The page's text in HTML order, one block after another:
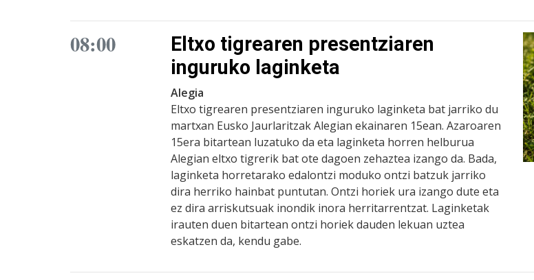
08:00
Eltxo tigrearen presentziaren
inguruko laginketa
Alegia
Eltxo tigrearen presentziaren inguruko laginketa bat jarriko du
martxan Eusko Jaurlaritzak Alegian ekainaren 15ean. Azaroaren
15era bitartean luzatuko da eta laginketa horren helburua
Alegian eltxo tigrerik bat ote dagoen zehaztea izango da. Bada,
laginketa horretarako edalontzi moduko ontzi batzuk jarriko
dira herriko hainbat puntutan. Ontzi horiek ura izango dute eta
ez dira arriskutsuak inondik inora herritarrentzat. Laginketak
irauten duen bitartean ontzi horiek dauden lekuan uztea
eskatzen da, kendu gabe.